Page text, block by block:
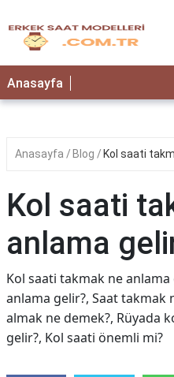
Anasayfa
Anasayfa Blog Kol saati
Kol saati
anlama
Kol saati takmak ne
anlama gelir?, Saat takmak
almak ne demek?, Rüyada
gelir?, Kol saati önemli mi?